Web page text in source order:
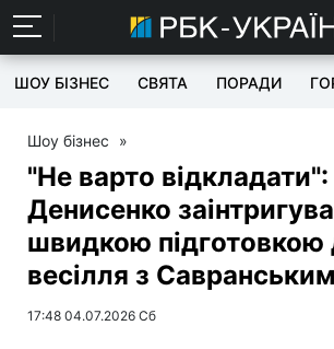
ШОУ БІЗНЕС СВЯТА ПОРАДИ
Шоу бізнес »
"Не варто відкладати":
Денисенко
швидкою підготовкою
весілля з Савранським
17:48 04.07.2026 Сб